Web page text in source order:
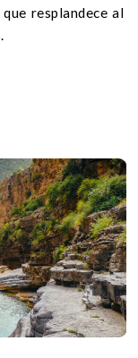
resplandece al